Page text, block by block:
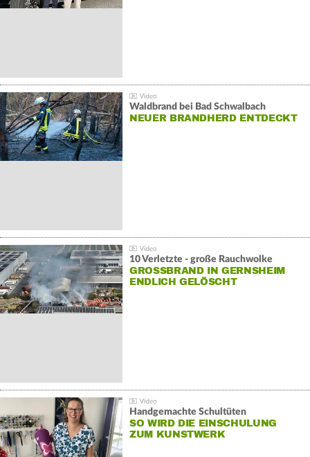
Waldbrand bei Bad Schwalbach
NEUER BRANDHERD ENTDECKT
10 Verletzte - große Rauchwolke
GROSSBRAND IN GERNSHEIM E
NDLICH GELÖSCHT
Handgemachte Schultüten
SO WIRD DIE EINSCHULUNG
ZUM KUNSTWERK